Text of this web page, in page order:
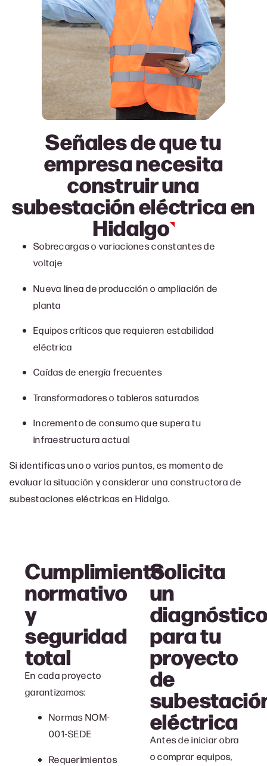
Señales de que tu
empresa necesita
construir una
subestacióneléctrica en
Hidalgo
Sobrecargas o variaciones constantes de
voltaje
Nueva línea de producción o ampliación de
planta
Equipos críticos que requieren estabilidad
eléctrica
Caídas de energía frecuentes
Transformadores o tableros saturados
Incremento de consumo que supera tu
infraestructura actual
Si identificas uno o varios puntos, es momento de
evaluar la situación y considerar una constructora de
subestaciones eléctricas en Hidalgo.
Cumplimiento
normativo
y
seguridad
total
En cada proyecto
garantizamos:
Normas NOM-
001-SEDE
Requerimientos
Solicita
un
para tu
proyecto
de
eléctrica
Antes de iniciar obra
o comprar equipos,